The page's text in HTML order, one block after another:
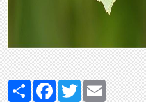
PartagerFacebook
TwitterEmail